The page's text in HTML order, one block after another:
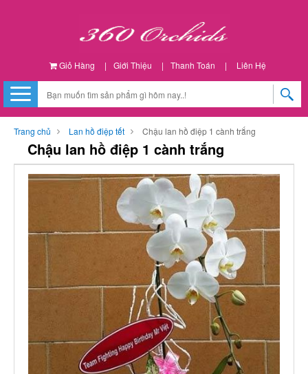
Giỏ Hàng | Giới Thiệu | Thanh Toán | Liên Hệ
Trang chủ Lan hồ điệp tết Chậu lan hồ điệp 1 cành trắng
Chậu lan hồ điệp 1 cành trắng